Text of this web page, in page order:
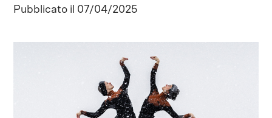
Pubblicato il 07/04/2025